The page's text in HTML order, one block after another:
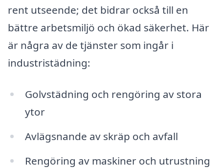
rent utseende; det bidrar också till en
bättre arbetsmiljö och ökad säkerhet. Här
är några av de tjänster som ingår i
industristädning:
Golvstädning och rengöring av stora
ytor
Avlägsnande av skräp och avfall
Rengöring av maskiner och utrustning